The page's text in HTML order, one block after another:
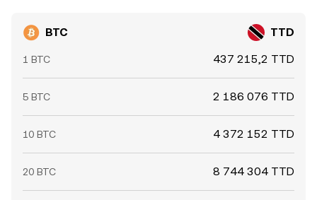
BTC TTD
1 BTC 437 215,2 TTD
5 BTC 2 186 076 TTD
10 BTC 4 372 152 TTD
20 BTC 8 744 304 TTD